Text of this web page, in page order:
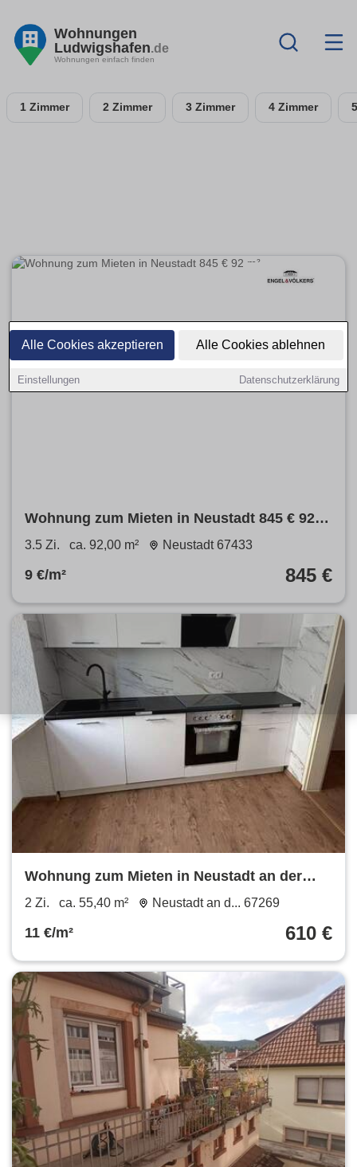
Alle Cookies akzeptieren Alle Cookies ablehnen
Einstellungen Datenschutzerklärung
Wohnungen
Ludwigshafen.de
Wohnungen einfach finden
1 Zimmer 2 Zimmer 3 Zimmer 4 Zimmer
Wohnung zum Mieten in Neustadt 845 € 92
m²
3.5 Zi. ca. 92,00 m² Neustadt 67433
9 €/m² 845 €
Wohnung zum Mieten in Neustadt an der
Weinstraße 610 € 55.4 m²
2 Zi. ca. 55,40 m² Neustadt an d... 67269
11 €/m² 610 €